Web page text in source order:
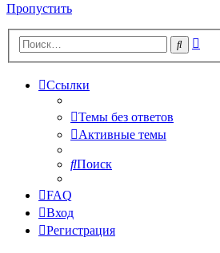
Пропустить
Поиск
Ссылки
Темы без ответов
Активные темы
Поиск
FAQ
Вход
Регистрация